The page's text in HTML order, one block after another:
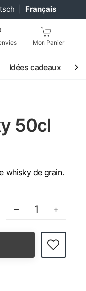
Français
Mon Panier
Idées cadeaux
50cl
whisky de grain.
– +